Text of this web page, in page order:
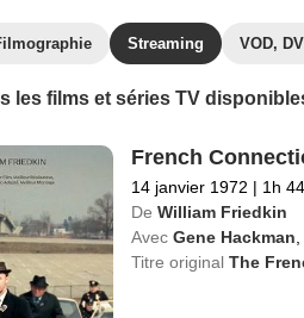
Streaming VOD,
les films et séries TV
French
14 janvier 1972 | 1h
De William Friedkin
Avec Gene Hackman
Titre original The